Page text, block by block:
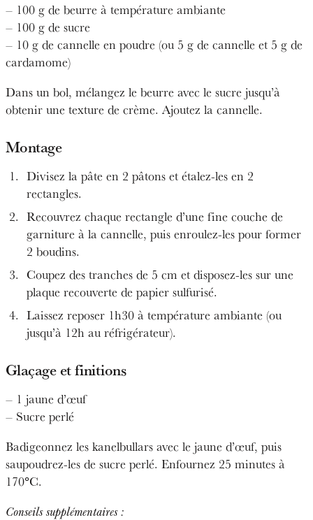
– 100 g de beurre à température ambiante
– 100 g de sucre
– 10 g de cannelle en poudre (ou 5 g de cannelle et 5 g de
cardamome)
Dans un bol, mélangez le beurre avec le sucre jusqu’à
obtenir une texture de crème. Ajoutez la cannelle.
Montage
Divisez la pâte en 2 pâtons et étalez-les en 2
rectangles.
Recouvrez chaque rectangle d’une fine couche de
garniture à la cannelle, puis enroulez-les pour former
2 boudins.
Coupez des tranches de 5 cm et disposez-les sur une
plaque recouverte de papier sulfurisé.
Laissez reposer 1h30 à température ambiante (ou
jusqu’à 12h au réfrigérateur).
Glaçage et finitions
– 1 jaune d’œuf
– Sucre perlé
Badigeonnez les kanelbullars avec le jaune d’œuf, puis
saupoudrez-les de sucre perlé. Enfournez 25 minutes à
170°C.
Conseils supplémentaires :